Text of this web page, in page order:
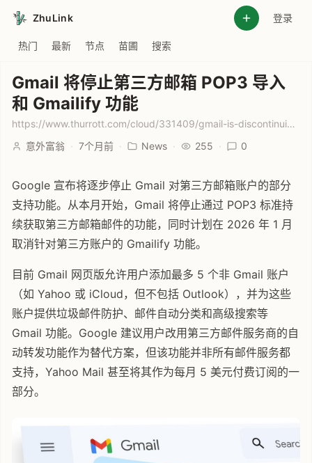
ZhuLink 登录
热门 最新 节点 苗圃 搜索
Gmail 将停止第三方邮箱 POP3 导入
和 Gmailify 功能
https://www.thurrott.com/cloud/331409/gmail-is-discontinuing-pop3-import-and-gmailify-features-for-other-accounts
意外富翁 · 7个月前 · News · 255 · 0
Google 宣布将逐步停止 Gmail 对第三方邮箱账户的部分
支持功能。从本月开始，Gmail 将停止通过 POP3 标准持
续获取第三方邮箱邮件的功能，同时计划在 2026 年 1 月
取消针对第三方账户的 Gmailify 功能。
目前 Gmail 网页版允许用户添加最多 5 个非 Gmail 账户
（如 Yahoo 或 iCloud，但不包括 Outlook），并为这些
账户提供垃圾邮件防护、邮件自动分类和高级搜索等
Gmail 功能。Google 建议用户改用第三方邮件服务商的自
动转发功能作为替代方案，但该功能并非所有邮件服务都
支持，Yahoo Mail 甚至将其作为每月 5 美元付费订阅的一
部分。